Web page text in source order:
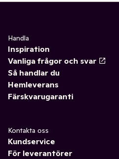
Handla
Inspiration
Vanliga frågor och svar
Så handlar du
Hemleverans
Färskvarugaranti
Kontakta oss
Kundservice
För leverantörer